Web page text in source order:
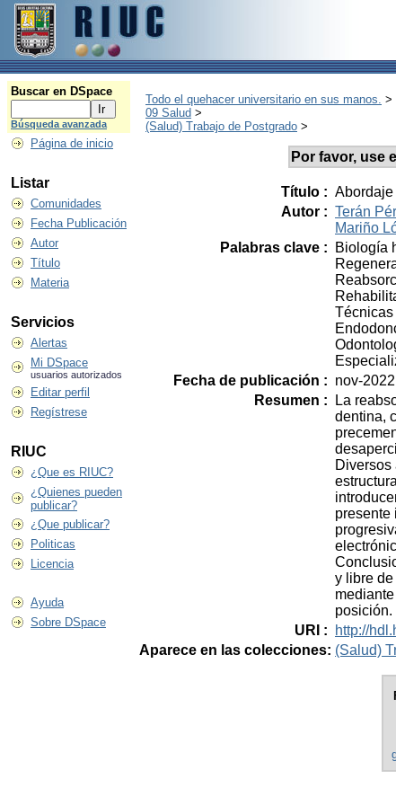
Buscar en DSpace
Búsqueda avanzada
Página de inicio
Listar
Comunidades
Fecha Publicación
Autor
Título
Materia
Servicios
Alertas
Mi DSpace
usuarios autorizados
Editar perfil
Regístrese
RIUC
¿Que es RIUC?
¿Quienes pueden
publicar?
¿Que publicar?
Politicas
Licencia
Ayuda
Sobre DSpace
Todo el quehacer universitario en sus manos. >
09 Salud >
(Salud) Trabajo de Postgrado >
Por favor, use
Título :
Autor : Terán
Mariño
Palabras clave :
Biología
Fecha de publicación : nov-2022
Resumen :
La
dentina,
Diversos
presente
y libre
posición.
URI :
http://
Aparece en las colecciones: (Salud)